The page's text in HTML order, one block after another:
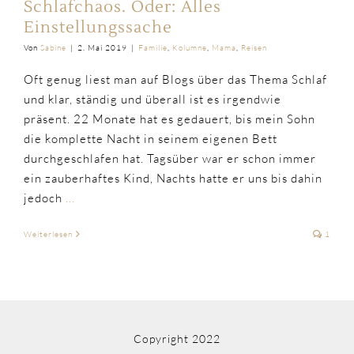
Schlafchaos. Oder: Alles
Einstellungssache
Von Sabine | 2. Mai 2019 | Familie, Kolumne, Mama, Reisen
Oft genug liest man auf Blogs über das Thema Schlaf
und klar, ständig und überall ist es irgendwie
präsent. 22 Monate hat es gedauert, bis mein Sohn
die komplette Nacht in seinem eigenen Bett
durchgeschlafen hat. Tagsüber war er schon immer
ein zauberhaftes Kind, Nachts hatte er uns bis dahin
jedoch ...
Weiterlesen 1
Copyright 2022